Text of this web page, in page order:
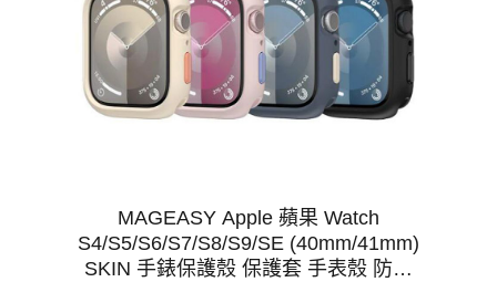
MAGEASY Apple 蘋果 Watch
S4/S5/S6/S7/S8/S9/SE (40mm/41mm)
SKIN 手錶保護殼 保護套 手表殼 防摔